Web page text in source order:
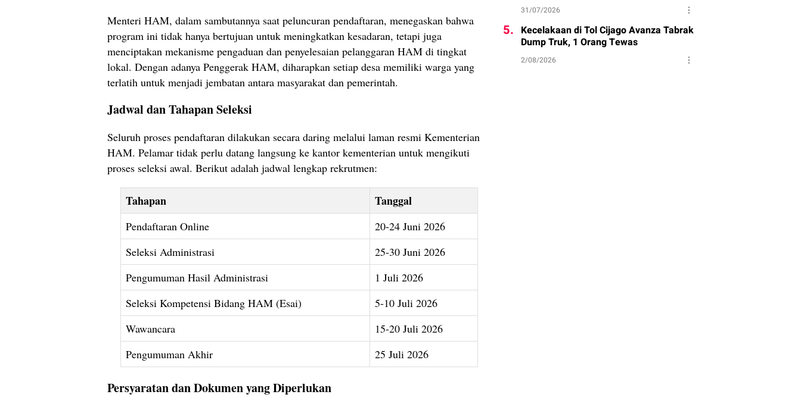
Menteri HAM, dalam sambutannya saat peluncuran pendaftaran, menegaskan bahwa
program ini tidak hanya bertujuan untuk meningkatkan kesadaran, tetapi juga
menciptakan mekanisme pengaduan dan penyelesaian pelanggaran HAM di tingkat
lokal. Dengan adanya Penggerak HAM, diharapkan setiap desa memiliki warga yang
terlatih untuk menjadi jembatan antara masyarakat dan pemerintah.
Jadwal dan Tahapan Seleksi
Seluruh proses pendaftaran dilakukan secara daring melalui laman resmi Kementerian
HAM. Pelamar tidak perlu datang langsung ke kantor kementerian untuk mengikuti
proses seleksi awal. Berikut adalah jadwal lengkap rekrutmen:
Tahapan Tanggal
Pendaftaran Online
20-24 Juni 2026
Seleksi Administrasi
25-30 Juni 2026
Pengumuman Hasil Administrasi
1 Juli 2026
Seleksi Kompetensi Bidang HAM (Esai)
5-10 Juli 2026
Wawancara
15-20 Juli 2026
Pengumuman Akhir
25 Juli 2026
Persyaratan dan Dokumen yang Diperlukan
31/07/2026
5. Kecelakaan di Tol Cijago Avanza Tabrak
Dump Truk, 1 Orang Tewas
2/08/2026